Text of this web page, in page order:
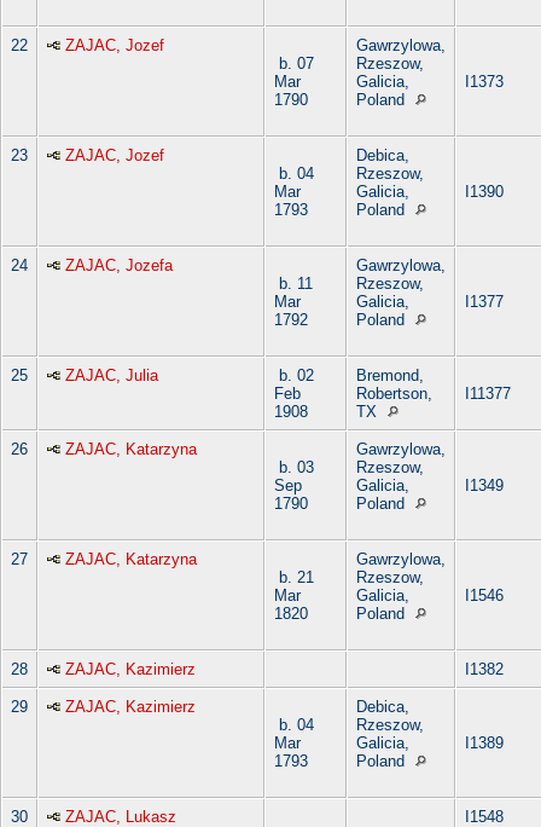
22
ZAJAC, Jozef
b. 07
Mar
1790
Gawrzylowa,
Rzeszow,
Galicia,
Poland
I1373
23
ZAJAC, Jozef
b. 04
Mar
1793
Debica,
Rzeszow,
Galicia,
Poland
I1390
24
ZAJAC, Jozefa
b. 11
Mar
1792
Gawrzylowa,
Rzeszow,
Galicia,
Poland
I1377
25 ZAJAC, Julia
b. 02
Feb
1908
Bremond,
Robertson,
TX
I11377
26
ZAJAC, Katarzyna
b. 03
Sep
1790
Gawrzylowa,
Rzeszow,
Galicia,
Poland
I1349
27
ZAJAC, Katarzyna
b. 21
Mar
1820
Gawrzylowa,
Rzeszow,
Galicia,
Poland
I1546
28 ZAJAC, Kazimierz I1382
29
ZAJAC, Kazimierz
b. 04
Mar
1793
Debica,
Rzeszow,
Galicia,
Poland
I1389
30 ZAJAC, Lukasz I1548